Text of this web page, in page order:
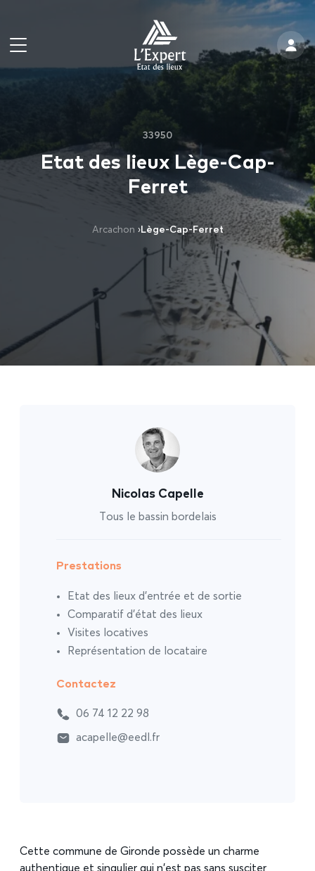
33950
Etat des lieux Lège-Cap-
Ferret
Arcachon ›Lège-Cap-Ferret
Cette commune de Gironde possède un charme
authentique et singulier qui n’est pas sans susciter
Nicolas Capelle
Tous le bassin bordelais
Prestations
Etat des lieux d’entrée et de sortie
Comparatif d’état des lieux
Visites locatives
Représentation de locataire
Contactez
06 74 12 22 98
acapelle@eedl.fr